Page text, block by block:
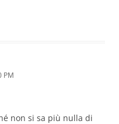
PM
non si sa più nulla di